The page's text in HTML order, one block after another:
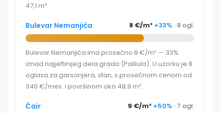
47,1 m².
Bulevar Nemanjića 8 €/m² +33% · 8 ogl.
Bulevar Nemanjića ima prosečno 8 €/m² — 33%
iznad najjeftinijeg dela grada (Palilula). U uzorku je 8
oglasa za garsonjera, stan, s prosečnom cenom od
346 €/mes. i površinom oko 48,9 m².
Čair 9 €/m² +50% · 7 ogl.